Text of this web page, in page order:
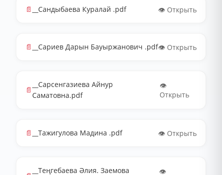
📄 __Сандыбаева Куралай .pdf 👁️ Открыть
📄 __Сариев Дарын Бауыржанович .pdf👁️ Открыть
📄
__Сарсенгазиева Айнур
Саматовна.pdf
👁️
Открыть
📄 __Тажигулова Мадина .pdf 👁️ Открыть
__Теңгебаева Әлия. Заемова
👁️